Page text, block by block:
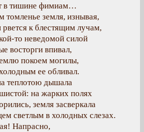
в тишине фимиам…
томленье земля, изнывая,
к блестящим лучам,
то неведомой силой
восторги впивал,
покоем могилы,
ее обливал.
теплотою дышала
на жарких полях
земля засверкала
светлым в холодных слезах.
Напрасно,